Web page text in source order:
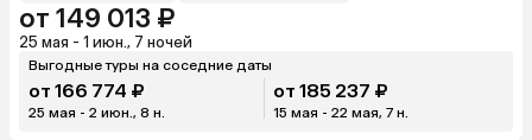
от 149 013 ₽
25 мая - 1 июн., 7 ночей
Выгодные туры на соседние даты
от 166 774 ₽
25 мая - 2 июн., 8 н.
от 185 237 ₽
15 мая - 22 мая, 7 н.